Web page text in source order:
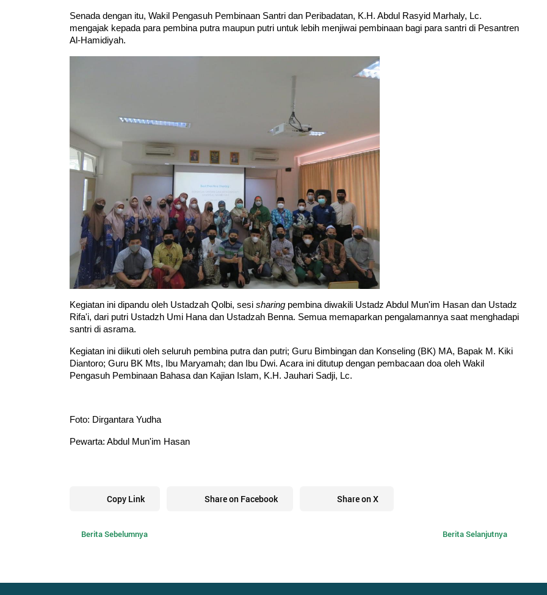
Senada dengan itu, Wakil Pengasuh Pembinaan Santri dan Peribadatan, K.H. Abdul Rasyid Marhaly, Lc.
mengajak kepada para pembina putra maupun putri untuk lebih menjiwai pembinaan bagi para santri di Pesantren
Al-Hamidiyah.
Kegiatan ini dipandu oleh Ustadzah Qolbi, sesi sharing pembina diwakili Ustadz Abdul Mun'im Hasan dan Ustadz
Rifa'i, dari putri Ustadzh Umi Hana dan Ustadzah Benna. Semua memaparkan pengalamannya saat menghadapi
santri di asrama.
Kegiatan ini diikuti oleh seluruh pembina putra dan putri; Guru Bimbingan dan Konseling (BK) MA, Bapak M. Kiki
Diantoro; Guru BK Mts, Ibu Maryamah; dan Ibu Dwi. Acara ini ditutup dengan pembacaan doa oleh Wakil
Pengasuh Pembinaan Bahasa dan Kajian Islam, K.H. Jauhari Sadji, Lc.
Foto: Dirgantara Yudha
Pewarta: Abdul Mun'im Hasan
Copy Link Share on Facebook Share on X
Berita Sebelumnya Berita Selanjutnya